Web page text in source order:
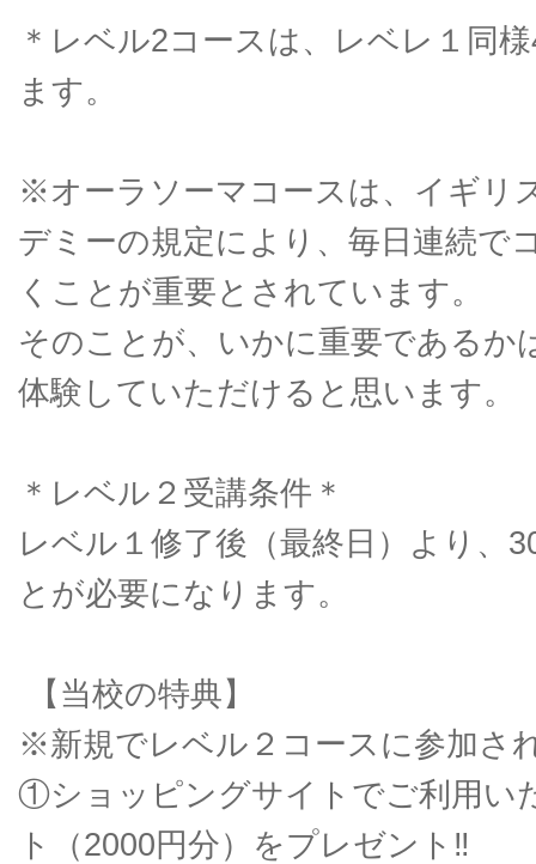
＊レベル2コースは、レベレ１同
ます。
※オーラソーマコースは、イギリ
デミーの規定により、毎日連続で
くことが重要とされています。
そのことが、いかに重要であるか
体験していただけると思います。
＊レベル２受講条件＊
レベル１修了後（最終日）より、
とが必要になります。
【当校の特典】
※新規でレベル２コースに参加さ
①ショッピングサイトでご利用い
ト（2000円分）をプレゼント‼